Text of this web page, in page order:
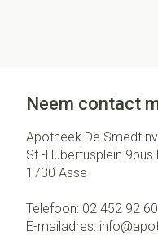
Neem contact
Apotheek De Smedt nv
St.-Hubertusplein 9bus
1730 Asse
Telefoon: 02 452 92 60
E-mailadres: info@